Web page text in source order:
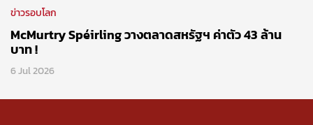
ข่าวรอบโลก
McMurtry Spéirling วางตลาดสหรัฐฯ ค่าตัว 43 ล้าน
บาท !
6 Jul 2026